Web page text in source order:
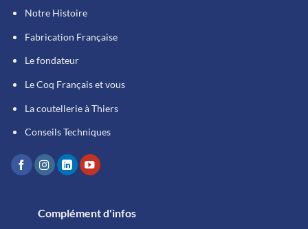
Notre Histoire
Fabrication Française
Le fondateur
Le Coq Français et vous
La coutellerie à Thiers
Conseils Techniques
Complément d'infos